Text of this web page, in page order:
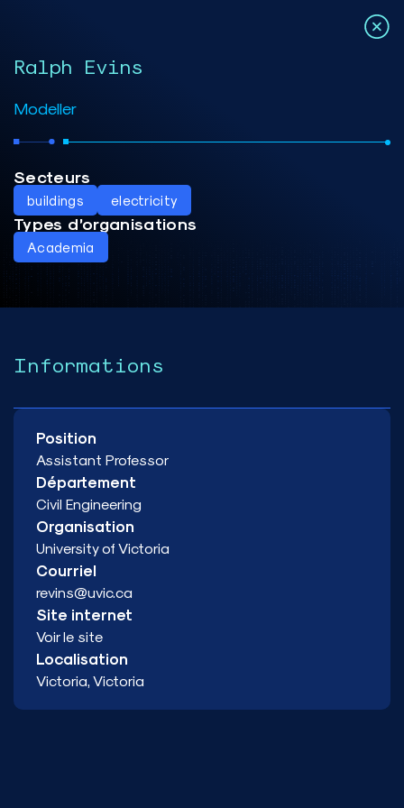
Ralph Evins
Modeller
Secteurs
buildings electricity
Types d’organisations
Academia
Informations
Position
Assistant Professor
Département
Civil Engineering
Organisation
University of Victoria
Courriel
revins@uvic.ca
Site internet
Voir le site
Localisation
Victoria, Victoria